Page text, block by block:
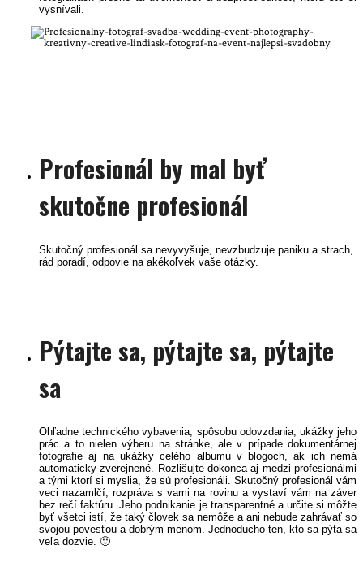
vysnívali.
Profesionál by mal byť
skutočne profesionál
Skutočný profesionál sa nevyvyšuje, nevzbudzuje paniku a strach,
rád poradí, odpovie na akékoľvek vaše otázky.
Pýtajte sa, pýtajte sa, pýtajte
sa
Ohľadne technického vybavenia, spôsobu odovzdania, ukážky jeho
prác a to nielen výberu na stránke, ale v prípade dokumentárnej
fotografie aj na ukážky celého albumu v blogoch, ak ich nemá
automaticky zverejnené. Rozlišujte dokonca aj medzi profesionálmi
a tými ktorí si myslia, že sú profesionáli. Skutočný profesionál vám
veci nazamlčí, rozpráva s vami na rovinu a vystaví vám na záver
bez rečí faktúru. Jeho podnikanie je transparentné a určite si môžte
byť všetci istí, že taký človek sa nemôže a ani nebude zahrávať so
svojou povesťou a dobrým menom. Jednoducho ten, kto sa pýta sa
veľa dozvie. 🙂